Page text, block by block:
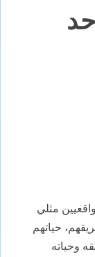
مثلي
حياتهم
وحياته